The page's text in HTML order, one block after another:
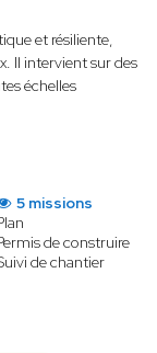
et résiliente,
Il intervient sur des
échelles
5 missions
de construire
de chantier